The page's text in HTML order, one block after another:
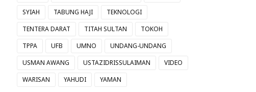
SYIAH
TABUNG HAJI
TEKNOLOGI
TENTERA DARAT
TITAH SULTAN
TOKOH
TPPA
UFB UMNO
UNDANG-UNDANG
USMAN AWANG
USTAZIDRISSULAIMAN
VIDEO
WARISAN
YAHUDI YAMAN